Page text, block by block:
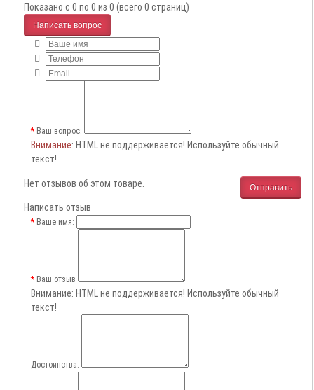
Показано с 0 по 0 из 0 (всего 0 страниц)
Написать вопрос
Ваш вопрос:
Внимание: HTML не поддерживается! Используйте обычный
текст!
Отправить
Нет отзывов об этом товаре.
Написать отзыв
Ваше имя:
Ваш отзыв
Внимание: HTML не поддерживается! Используйте обычный
текст!
Достоинства: